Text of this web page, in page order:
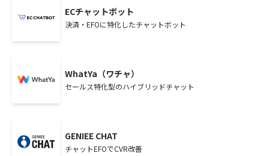
ECチャットボット
決済・EFOに特化したチャットボット
WhatYa（ワチャ）
セールス特化型のハイブリッドチャット
GENIEE CHAT
チャットEFOでCVR改善